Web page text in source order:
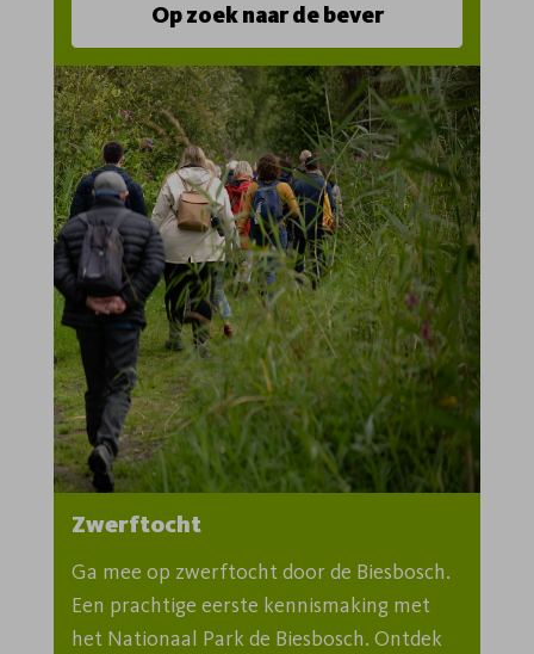
Op zoek naar de bever
Zwerftocht
Ga mee op zwerftocht door de Biesbosch.
Een prachtige eerste kennismaking met
het Nationaal Park de Biesbosch. Ontdek